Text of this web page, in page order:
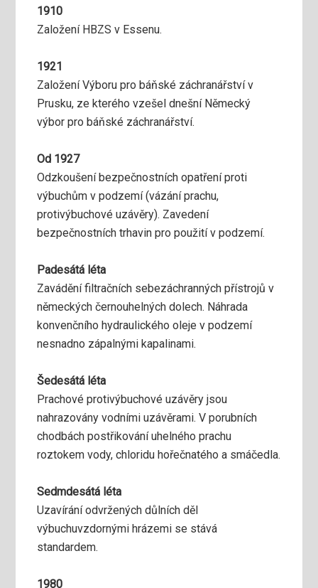
1910
Založení HBZS v Essenu.
1921
Založení Výboru pro báňské záchranářství v
Prusku, ze kterého vzešel dnešní Německý
výbor pro báňské záchranářství.
Od 1927
Odzkoušení bezpečnostních opatření proti
výbuchům v podzemí (vázání prachu,
protivýbuchové uzávěry). Zavedení
bezpečnostních trhavin pro použití v podzemí.
Padesátá léta
Zavádění filtračních sebezáchranných přístrojů v
německých černouhelných dolech. Náhrada
konvenčního hydraulického oleje v podzemí
nesnadno zápalnými kapalinami.
Šedesátá léta
Prachové protivýbuchové uzávěry jsou
nahrazovány vodními uzávěrami. V porubních
chodbách postřikování uhelného prachu
roztokem vody, chloridu hořečnatého a smáčedla.
Sedmdesátá léta
Uzavírání odvržených důlních děl
výbuchuvzdornými hrázemi se stává
standardem.
1980